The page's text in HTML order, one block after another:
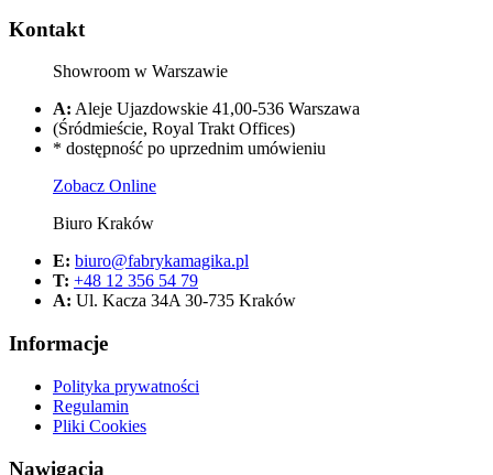
Kontakt
Showroom w Warszawie
A: Aleje Ujazdowskie 41,00-536 Warszawa
(Śródmieście, Royal Trakt Offices)
* dostępność po uprzednim umówieniu
Zobacz Online
Biuro Kraków
E: biuro@fabrykamagika.pl
T: +48 12 356 54 79
A: Ul. Kacza 34A 30-735 Kraków
Informacje
Polityka prywatności
Regulamin
Pliki Cookies
Nawigacja